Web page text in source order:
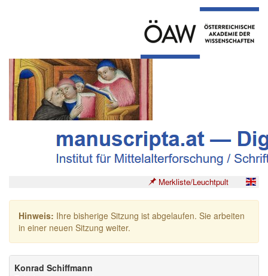
Merkliste/Leuchtpult
Hinweis: Ihre bisherige Sitzung ist abgelaufen. Sie arbeiten
in einer neuen Sitzung weiter.
Konrad Schiffmann